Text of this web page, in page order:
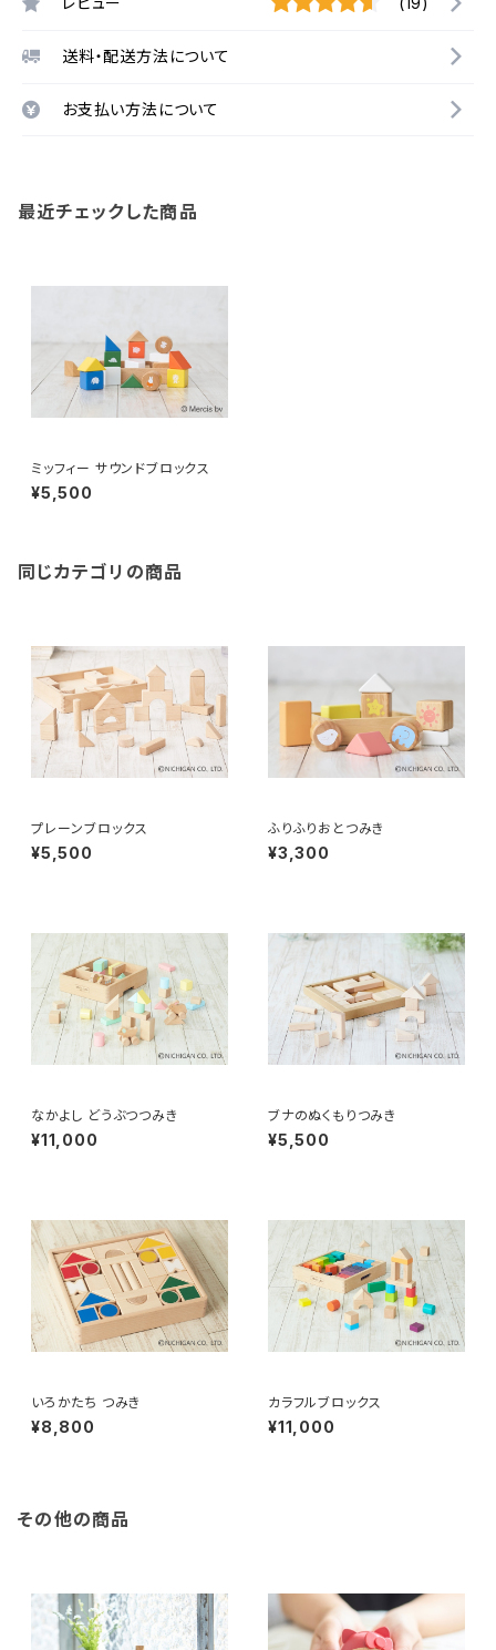
送料・配送方法について
お支払い方法について
最近チェックした商品
ミッフィー サウンドブロックス
¥5,500
同じカテゴリの商品
プレーンブロックス
¥5,500
ふりふりおとつみき
¥3,300
なかよし どうぶつつみき
¥11,000
ブナのぬくもりつみき
¥5,500
いろかたち つみき
¥8,800
カラフルブロックス
¥11,000
その他の商品